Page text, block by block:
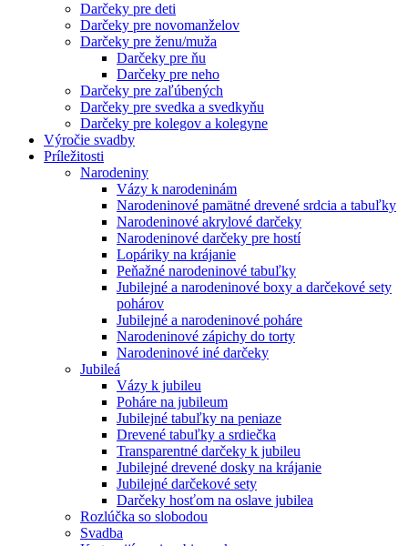
Darčeky pre deti
Darčeky pre novomanželov
Darčeky pre ženu/muža
Darčeky pre ňu
Darčeky pre neho
Darčeky pre zaľúbených
Darčeky pre svedka a svedkyňu
Darčeky pre kolegov a kolegyne
Výročie svadby
Príležitosti
Narodeniny
Vázy k narodeninám
Narodeninové pamätné drevené srdcia a tabuľky
Narodeninové akrylové darčeky
Narodeninové darčeky pre hostí
Lopáriky na krájanie
Peňažné narodeninové tabuľky
Jubilejné a narodeninové boxy a darčekové sety
pohárov
Jubilejné a narodeninové poháre
Narodeninové zápichy do torty
Narodeninové iné darčeky
Jubileá
Vázy k jubileu
Poháre na jubileum
Jubilejné tabuľky na peniaze
Drevené tabuľky a srdiečka
Transparentné darčeky k jubileu
Jubilejné drevené dosky na krájanie
Jubilejné darčekové sety
Darčeky hosťom na oslave jubilea
Rozlúčka so slobodou
Svadba